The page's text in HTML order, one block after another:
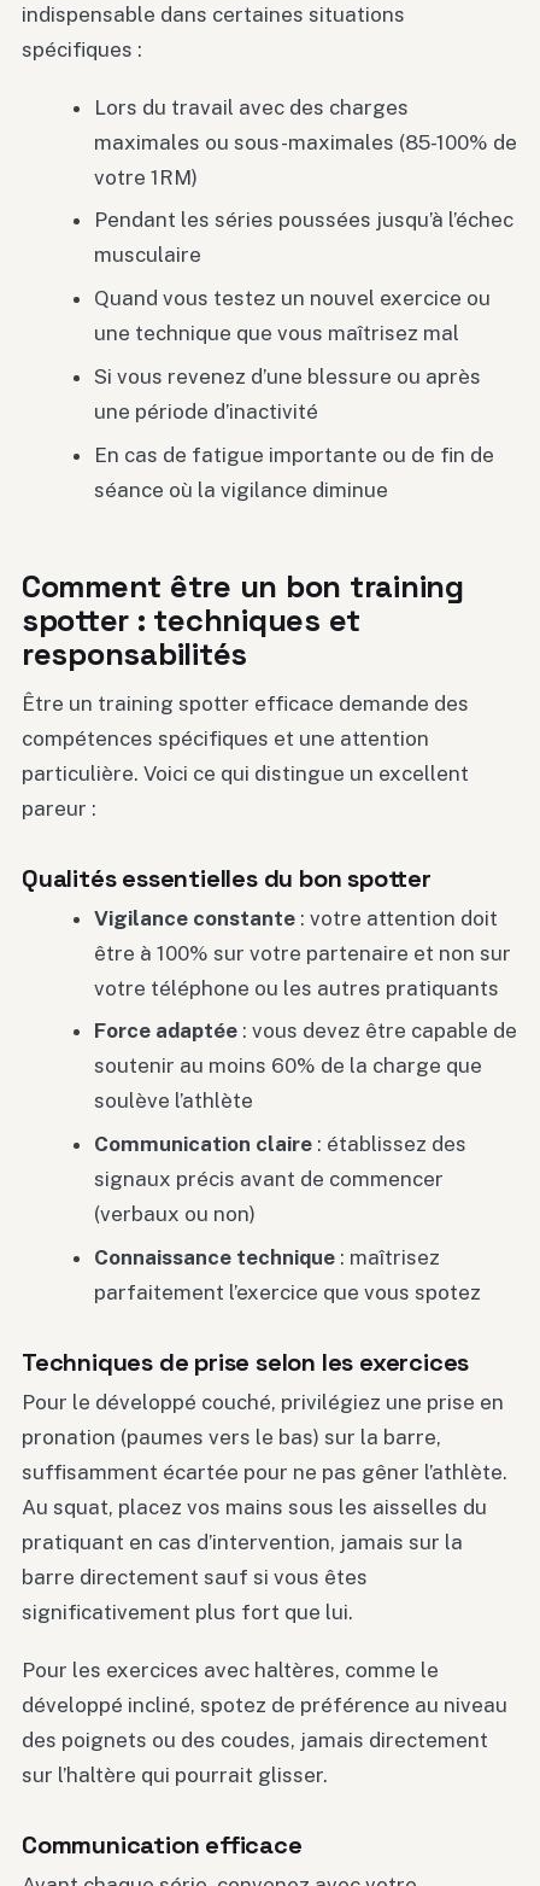
indispensable dans certaines situations
spécifiques :
Lors du travail avec des charges
maximales ou sous-maximales (85-100% de
votre 1RM)
Pendant les séries poussées jusqu’à l’échec
musculaire
Quand vous testez un nouvel exercice ou
une technique que vous maîtrisez mal
Si vous revenez d’une blessure ou après
une période d’inactivité
En cas de fatigue importante ou de fin de
séance où la vigilance diminue
Comment être un bon training
spotter : techniques et
responsabilités
Être un training spotter efficace demande des
compétences spécifiques et une attention
particulière. Voici ce qui distingue un excellent
pareur :
Qualités essentielles du bon spotter
Vigilance constante : votre attention doit
être à 100% sur votre partenaire et non sur
votre téléphone ou les autres pratiquants
Force adaptée : vous devez être capable de
soutenir au moins 60% de la charge que
soulève l’athlète
Communication claire : établissez des
signaux précis avant de commencer
(verbaux ou non)
Connaissance technique : maîtrisez
parfaitement l’exercice que vous spotez
Techniques de prise selon les exercices
Pour le développé couché, privilégiez une prise en
pronation (paumes vers le bas) sur la barre,
suffisamment écartée pour ne pas gêner l’athlète.
Au squat, placez vos mains sous les aisselles du
pratiquant en cas d’intervention, jamais sur la
barre directement sauf si vous êtes
significativement plus fort que lui.
Pour les exercices avec haltères, comme le
développé incliné, spotez de préférence au niveau
des poignets ou des coudes, jamais directement
sur l’haltère qui pourrait glisser.
Communication efficace